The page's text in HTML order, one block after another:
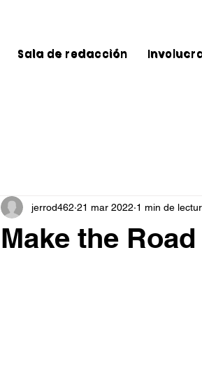
Sala de redacción
Make the
jerrod462 21 mar 2022 1 min de